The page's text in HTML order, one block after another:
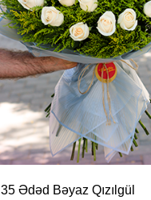
35 Ədəd Bəyaz Qızılgül